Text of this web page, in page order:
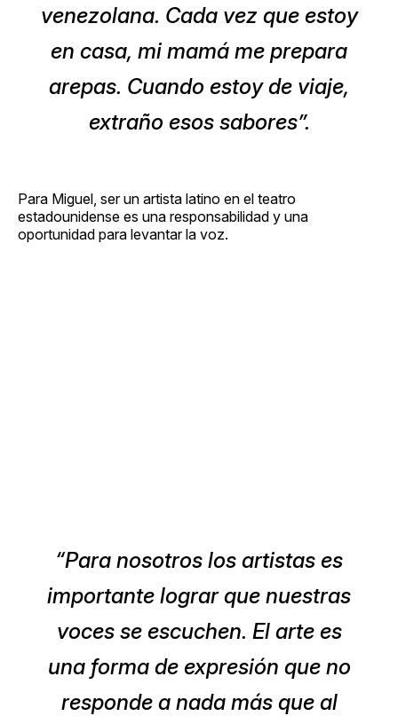
venezolana. Cada vez que estoy
en casa, mi mamá me prepara
arepas. Cuando estoy de viaje,
extraño esos sabores”.
Para Miguel, ser un artista latino en el teatro
estadounidense es una responsabilidad y una
oportunidad para levantar la voz.
“Para nosotros los artistas es
importante lograr que nuestras
voces se escuchen. El arte es
una forma de expresión que no
responde a nada más que al